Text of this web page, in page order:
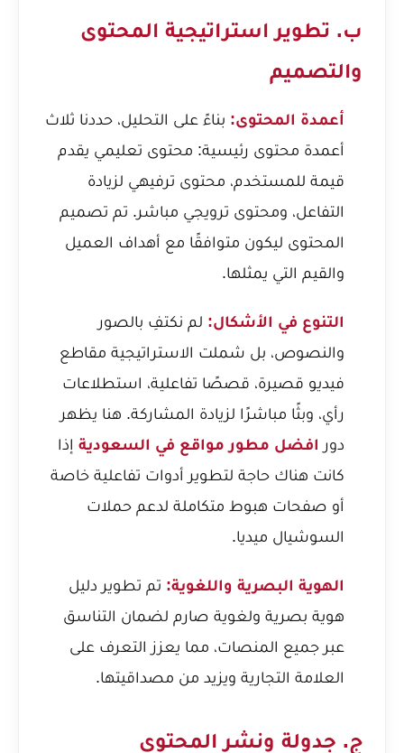
ب. تطوير استراتيجية المحتوى
والتصميم
أعمدة المحتوى: بناءً على التحليل، حددنا ثلاث
أعمدة محتوى رئيسية: محتوى تعليمي يقدم
قيمة للمستخدم، محتوى ترفيهي لزيادة
التفاعل، ومحتوى ترويجي مباشر. تم تصميم
المحتوى ليكون متوافقًا مع أهداف العميل
والقيم التي يمثلها.
التنوع في الأشكال: لم نكتفِ بالصور
والنصوص، بل شملت الاستراتيجية مقاطع
فيديو قصيرة، قصصًا تفاعلية، استطلاعات
رأي، وبثًا مباشرًا لزيادة المشاركة. هنا يظهر
دور افضل مطور مواقع في السعودية إذا
كانت هناك حاجة لتطوير أدوات تفاعلية خاصة
أو صفحات هبوط متكاملة لدعم حملات
السوشيال ميديا.
الهوية البصرية واللغوية: تم تطوير دليل
هوية بصرية ولغوية صارم لضمان التناسق
عبر جميع المنصات، مما يعزز التعرف على
العلامة التجارية ويزيد من مصداقيتها.
ج. جدولة ونشر المحتوى